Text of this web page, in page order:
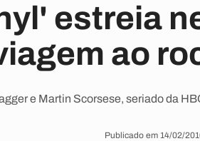
estreia
ao
e Martin Scorsese, seriado da
Publicado em 14/02/